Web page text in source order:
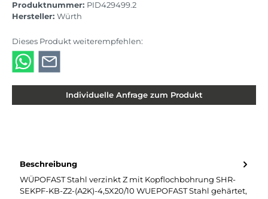
Produktnummer: PID429499.2
Hersteller: Würth
Dieses Produkt weiterempfehlen:
Individuelle Anfrage zum Produkt
Beschreibung
WÜPOFAST Stahl verzinkt Z mit Kopflochbohrung SHR-
SEKPF-KB-Z2-(A2K)-4,5X20/10 WUEPOFAST Stahl gehärtet,